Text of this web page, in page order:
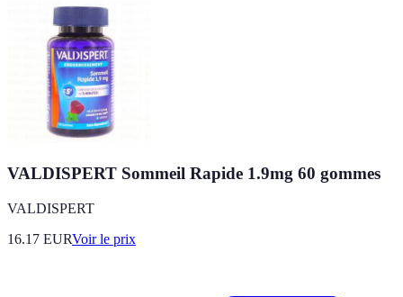
VALDISPERT Sommeil Rapide 1.9mg 60 gommes
VALDISPERT
16.17 EURVoir le prix